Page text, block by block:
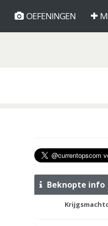
OEFENINGEN
Beknopte info